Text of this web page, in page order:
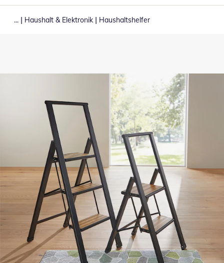
... | Haushalt & Elektronik | Haushaltshelfer